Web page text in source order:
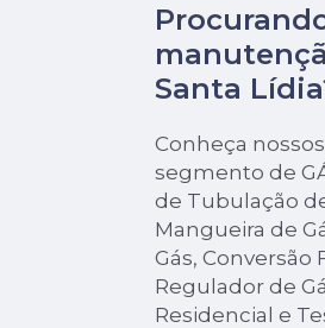
Santa
Conheça
segmento de
de Tubulação
Mangueira de
Gás, Conversão
Regulador de
Residencial e